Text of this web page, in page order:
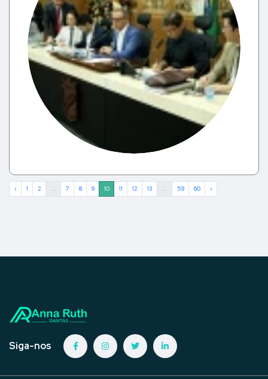
‹ 1 2 ... 7 8 9 10 11 12 13 ... 59 60 ›
Siga-nos